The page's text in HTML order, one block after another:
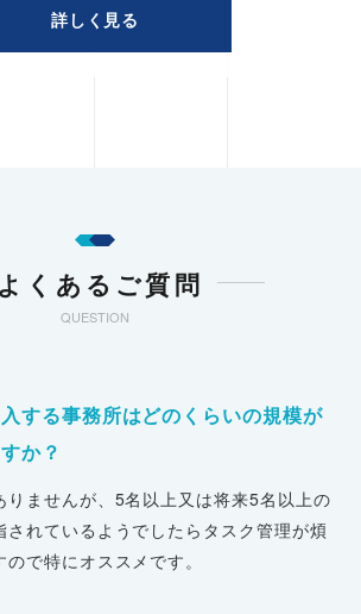
詳しく見る
よくあるご質問
QUESTION
する事務所はどのくらいの規模が
か？
りませんが、5名以上又は将来5名以上の
されているようでしたらタスク管理が煩
で特にオススメです。